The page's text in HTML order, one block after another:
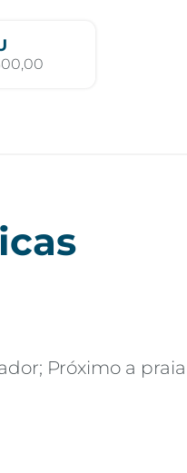
Próximo a praia